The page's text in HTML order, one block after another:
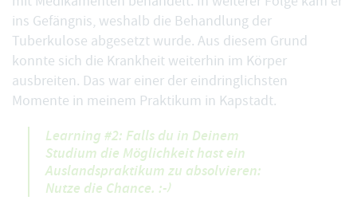
ins Gefängnis, weshalb die Behandlung der
Tuberkulose abgesetzt wurde. Aus diesem Grund
konnte sich die Krankheit weiterhin im Körper
ausbreiten. Das war einer der eindringlichsten
Momente in meinem Praktikum in Kapstadt.
Learning #2: Falls du in Deinem
Studium die Möglichkeit hast ein
Auslandspraktikum zu absolvieren:
Nutze die Chance. :-)